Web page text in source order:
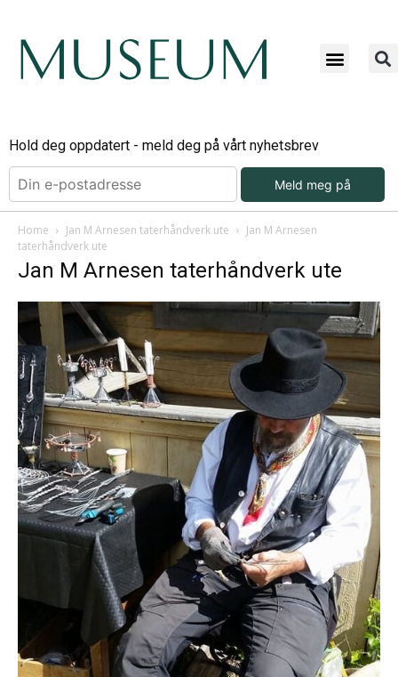
Hold deg oppdatert - meld deg på vårt nyhetsbrev
Meld meg på
Home Jan M Arnesen taterhåndverk ute
Jan M Arnesen
taterhåndverk ute
Jan M Arnesen taterhåndverk ute